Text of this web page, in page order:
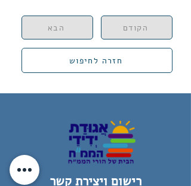
הקודם הבא
חזרה לחיפוש
רישום ויצירת קשר